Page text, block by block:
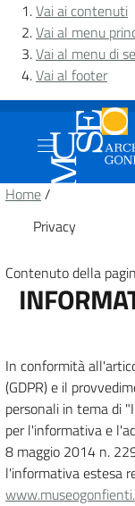
Vai ai contenuti
Vai al menu
Vai al menu di
Vai al footer
Home/
Privacy
Contenuto della
In conformità
(GDPR) e il
personali in tema di
per l'informativa e
8 maggio 2014 n.
l'informativa estesa